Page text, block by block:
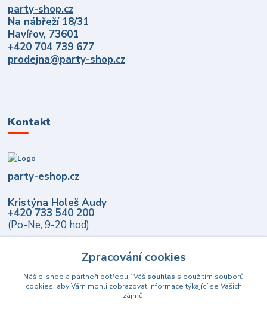
party-shop.cz
Na nábřeží 18/31
Havířov, 73601
+420 704 739 677
prodejna@party-shop.cz
Kontakt
party-eshop.cz
Kristýna Holeš Audy
+420 733 540 200
(Po-Ne, 9-20 hod)
Zpracování cookies
Náš e-shop a partneři potřebují Váš souhlas s použitím souborů
cookies, aby Vám mohli zobrazovat informace týkající se Vašich
zájmů.